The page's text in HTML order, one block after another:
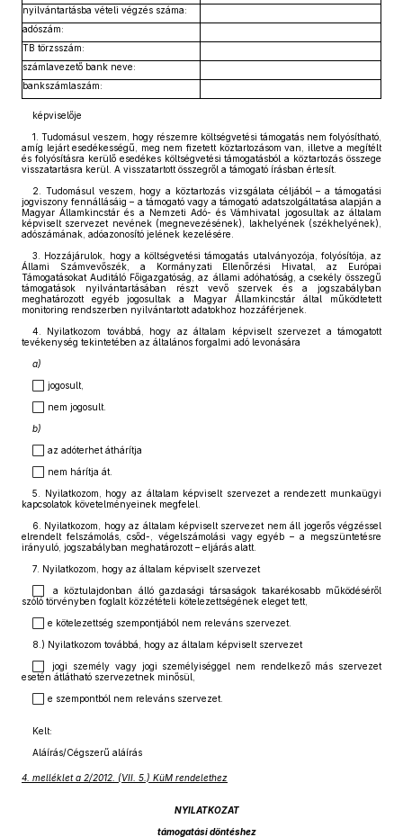
nyilvántartásba vételi végzés száma:
adószám:
TB törzsszám:
számlavezető bank neve:
bankszámlaszám:
képviselője
1. Tudomásul veszem, hogy részemre költségvetési támogatás nem folyósítható,
amíg lejárt esedékességű, meg nem fizetett köztartozásom van, illetve a megítélt
és folyósításra kerülő esedékes költségvetési támogatásból a köztartozás összege
visszatartásra kerül. A visszatartott összegről a támogató írásban értesít.
2. Tudomásul veszem, hogy a köztartozás vizsgálata céljából – a támogatási
jogviszony fennállásáig – a támogató vagy a támogató adatszolgáltatása alapján a
Magyar Államkincstár és a Nemzeti Adó- és Vámhivatal jogosultak az általam
képviselt szervezet nevének (megnevezésének), lakhelyének (székhelyének),
adószámának, adóazonosító jelének kezelésére.
3. Hozzájárulok, hogy a költségvetési támogatás utalványozója, folyósítója, az
Állami Számvevőszék, a Kormányzati Ellenőrzési Hivatal, az Európai
Támogatásokat Auditáló Főigazgatóság, az állami adóhatóság, a csekély összegű
támogatások nyilvántartásában részt vevő szervek és a jogszabályban
meghatározott egyéb jogosultak a Magyar Államkincstár által működtetett
monitoring rendszerben nyilvántartott adatokhoz hozzáférjenek.
4. Nyilatkozom továbbá, hogy az általam képviselt szervezet a támogatott
tevékenység tekintetében az általános forgalmi adó levonására
a)
⬜ jogosult,
⬜ nem jogosult.
b)
⬜ az adóterhet áthárítja
⬜ nem hárítja át.
5. Nyilatkozom, hogy az általam képviselt szervezet a rendezett munkaügyi
kapcsolatok követelményeinek megfelel.
6. Nyilatkozom, hogy az általam képviselt szervezet nem áll jogerős végzéssel
elrendelt felszámolás, csőd-, végelszámolási vagy egyéb – a megszüntetésre
irányuló, jogszabályban meghatározott – eljárás alatt.
7. Nyilatkozom, hogy az általam képviselt szervezet
⬜ a köztulajdonban álló gazdasági társaságok takarékosabb működéséről
szóló törvényben foglalt közzétételi kötelezettségének eleget tett,
⬜ e kötelezettség szempontjából nem releváns szervezet.
8.) Nyilatkozom továbbá, hogy az általam képviselt szervezet
⬜ jogi személy vagy jogi személyiséggel nem rendelkező más szervezet
esetén átlátható szervezetnek minősül,
⬜ e szempontból nem releváns szervezet.
Kelt:
Aláírás/Cégszerű aláírás
4. melléklet a 2/2012. (VII. 5.) KüM rendelethez
NYILATKOZAT
támogatási döntéshez